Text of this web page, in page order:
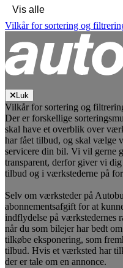
Vilkår for sortering og
Luk
Vilkår for sortering og
Der er forskellige
skal have et overblik over
har fået tilbud, og skal vælge
servicere din bil. Vi vil gerne
transparent, derfor giver vi
tilbud og i værkstederne på
Selv om værksteder på
abonnementsafgift for at
indflydelse på værkstedernes
når du som bilejer har bedt
tilkøbe eksponering, som
tilbud. Hvis et værksted har
der er tale om en annonce.